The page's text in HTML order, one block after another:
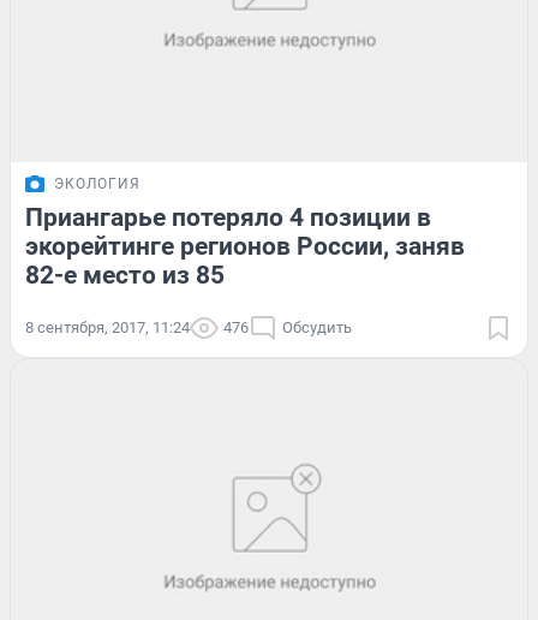
ЭКОЛОГИЯ
Приангарье потеряло 4 позиции в
экорейтинге регионов России, заняв
82-е место из 85
8 сентября, 2017, 11:24 476 Обсудить